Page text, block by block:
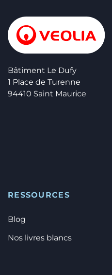
Bâtiment Le Dufy
1 Place de Turenne
94410 Saint Maurice
RESSOURCES
Blog
Nos livres blancs